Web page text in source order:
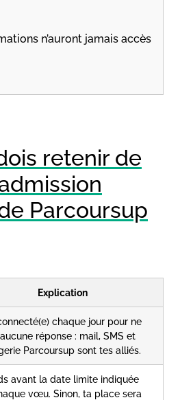
n’auront jamais accès
retenir de
Parcoursup
Explication
chaque jour pour ne
réponse : mail, SMS et
Parcoursup sont tes alliés.
avant la date limite indiquée
vœu. Sinon, ta place sera